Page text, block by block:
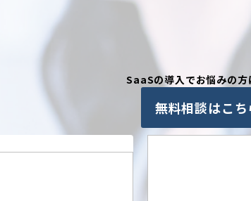
SaaSの導入でお悩みの方
無料相談はこち